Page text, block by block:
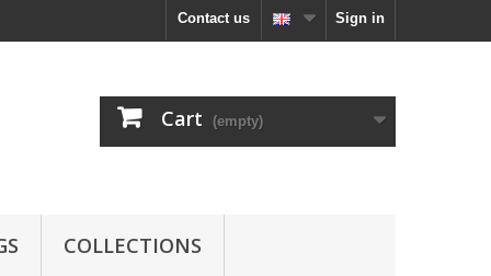
Sign in
Contact us
Cart (empty)
COLLECTIONS